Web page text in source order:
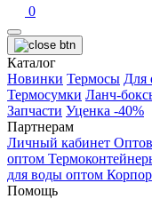
0
Каталог
Новинки Термосы Для
Термосумки Ланч-
Запчасти Уценка -40%
Партнерам
Личный кабинет
оптом
для воды оптом
Помощь